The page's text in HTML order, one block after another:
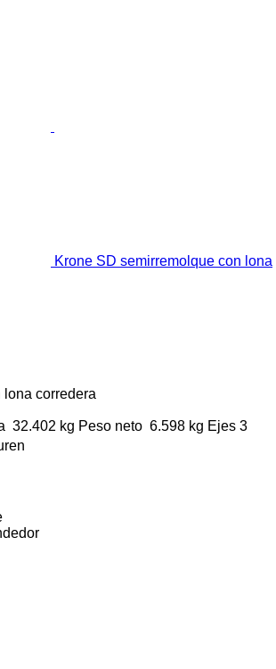
Krone SD semirremolque con lona
corredera
32.402 kg Peso neto 6.598 kg Ejes 3